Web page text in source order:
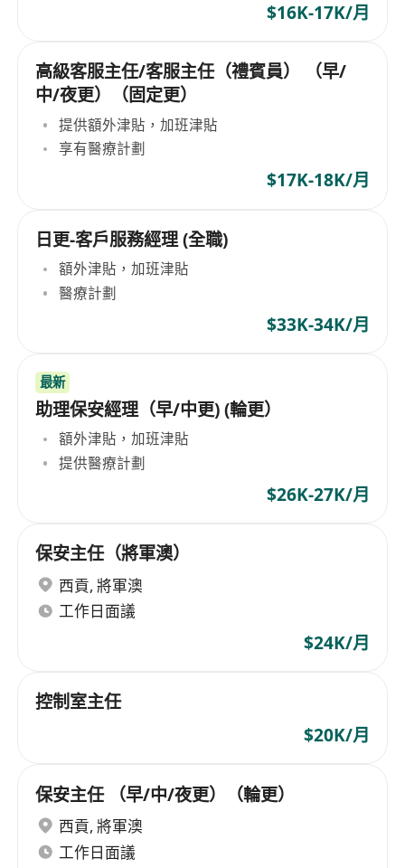
$16K-17K/月
高級客服主任/客服主任（禮賓員） （早/
中/夜更）（固定更）
提供額外津貼，加班津貼
享有醫療計劃
$17K-18K/月
日更-客戶服務經理 (全職)
額外津貼，加班津貼
醫療計劃
$33K-34K/月
最新
助理保安經理（早/中更) (輪更）
額外津貼，加班津貼
提供醫療計劃
$26K-27K/月
保安主任（將軍澳）
西貢, 將軍澳
工作日面議
$24K/月
控制室主任
$20K/月
保安主任 （早/中/夜更）（輪更）
西貢, 將軍澳
工作日面議